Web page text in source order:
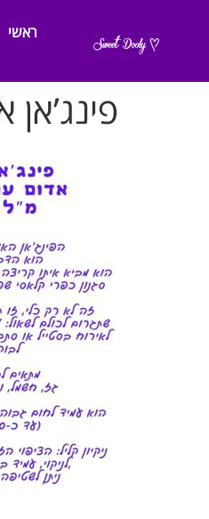
ראשי
פינג’אן אמייל 720 מל’